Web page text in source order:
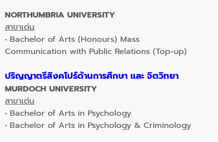
NORTHUMBRIA UNIVERSITY
สาขาเด่น
• Bachelor of Arts (Honours) Mass
Communication with Public Relations (Top-up)
ปริญญาตรีสิงคโปร์ด้านการศึกษา และ จิตวิทยา
MURDOCH UNIVERSITY
สาขาเด่น
• Bachelor of Arts in Psychology
• Bachelor of Arts in Psychology & Criminology